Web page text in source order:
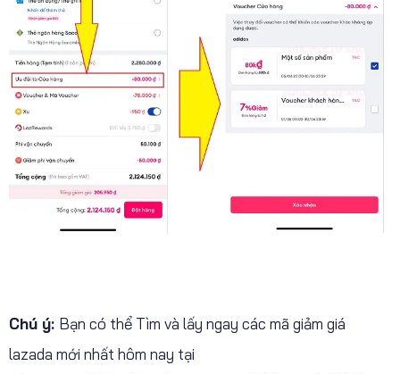
Chú ý: Bạn có thể Tìm và lấy ngay các mã giảm giá
lazada mới nhất hôm nay tại